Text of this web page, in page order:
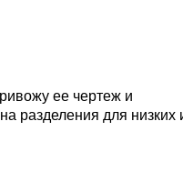
ее чертеж и
разделения для низких